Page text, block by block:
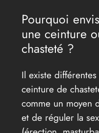
Pourquoi
une ceinture
chasteté ?
Il existe
ceinture de
comme un moyen
et de réguler la